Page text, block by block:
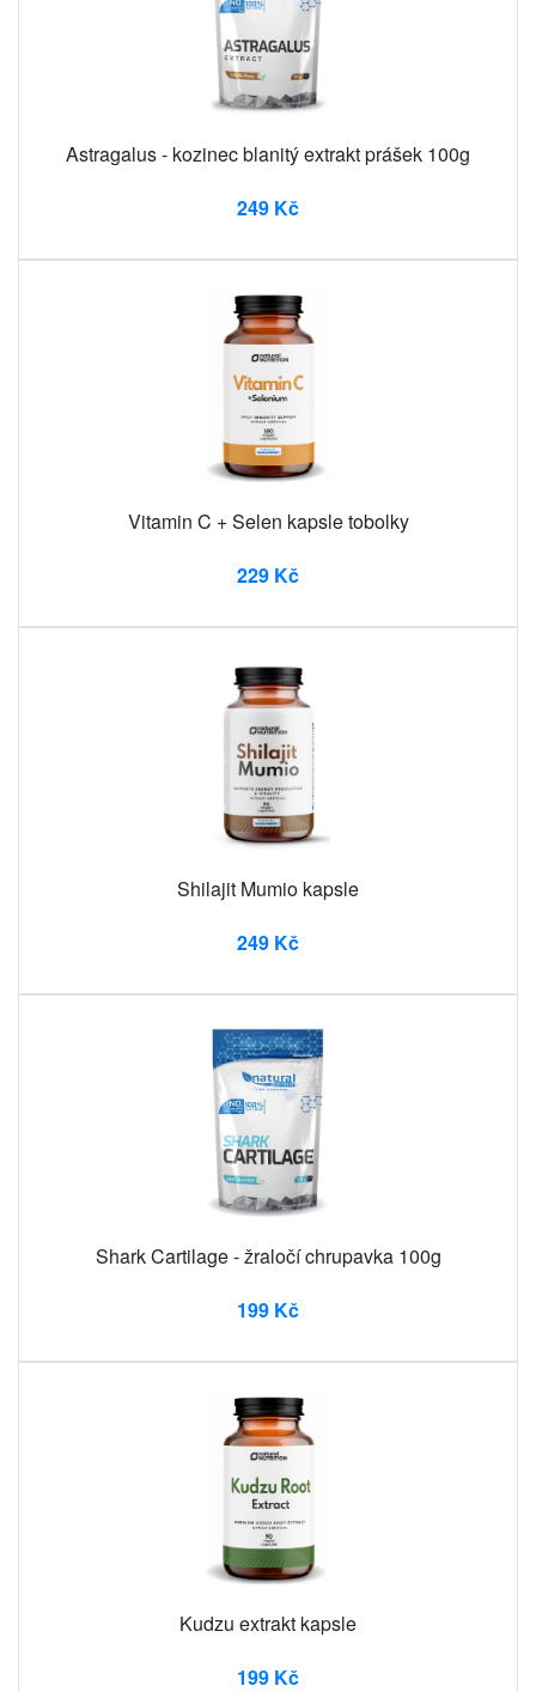
Astragalus - kozinec blanitý extrakt prášek 100g
249 Kč
Vitamin C + Selen kapsle tobolky
229 Kč
Shilajit Mumio kapsle
249 Kč
Shark Cartilage - žraločí chrupavka 100g
199 Kč
Kudzu extrakt kapsle
199 Kč